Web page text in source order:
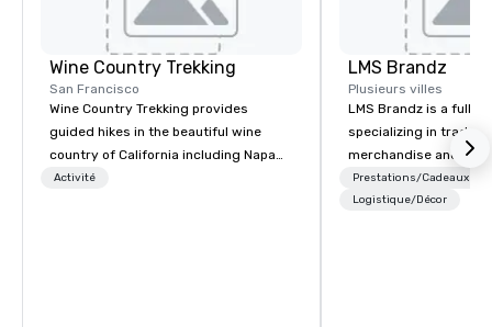
Wine Country Trekking
San Francisco
Wine Country Trekking provides
guided hikes in the beautiful wine
country of California including Napa
and Sonoma Valleys. These
Activité
LMS Brandz
Plusieurs villes
LMS Brandz is a full-
specializing in trade
merchandise and
booth giveaways and
to executive gifting,
Prestations/Cadeaux
Logistique/Décor